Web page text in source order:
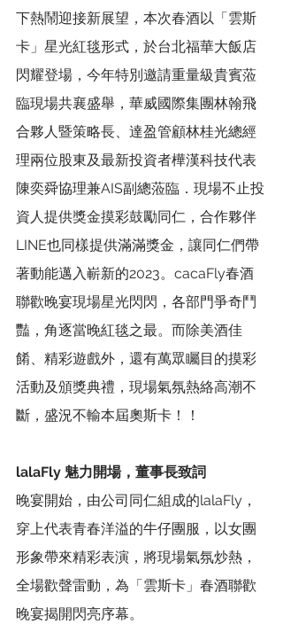
下熱鬧迎接新展望，本次春酒以「雲斯
卡」星光紅毯形式，於台北福華大飯店
閃耀登場，今年特別邀請重量級貴賓蒞
臨現場共襄盛舉，華威國際集團林翰飛
合夥人暨策略長、達盈管顧林桂光總經
理兩位股東及最新投資者樺漢科技代表
陳奕舜協理兼AIS副總蒞臨．現場不止投
資人提供獎金摸彩鼓勵同仁，合作夥伴
LINE也同樣提供滿滿獎金，讓同仁們帶
著動能邁入嶄新的2023。cacaFly春酒
聯歡晚宴現場星光閃閃，各部門爭奇鬥
豔，角逐當晚紅毯之最。而除美酒佳
餚、精彩遊戲外，還有萬眾矚目的摸彩
活動及頒獎典禮，現場氣氛熱絡高潮不
斷，盛況不輸本屆奧斯卡！！
lalaFly 魅力開場，董事長致詞
晚宴開始，由公司同仁組成的lalaFly，
穿上代表青春洋溢的牛仔團服，以女團
形象帶來精彩表演，將現場氣氛炒熱，
全場歡聲雷動，為「雲斯卡」春酒聯歡
晚宴揭開閃亮序幕。